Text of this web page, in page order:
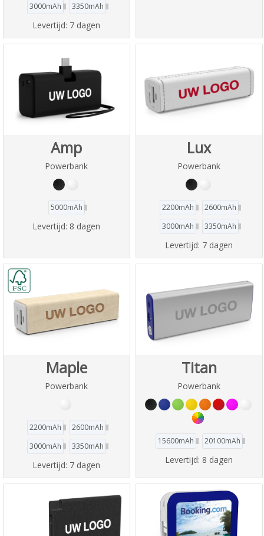
3000mAh
3350mAh
Levertijd: 7 dagen
Amp
Powerbank
5000mAh
Levertijd: 8 dagen
Lux
Powerbank
2200mAh
2600mAh
3000mAh
3350mAh
Levertijd: 7 dagen
Maple
Powerbank
2200mAh
2600mAh
3000mAh
3350mAh
Levertijd: 7 dagen
Titan
Powerbank
15600mAh 20100mAh
Levertijd: 8 dagen